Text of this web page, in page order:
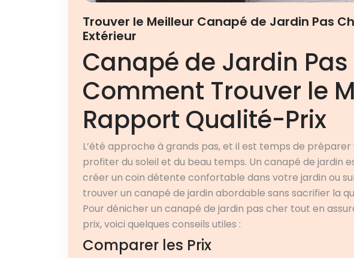
Trouver le Meilleur Canapé de Jardin Pas
Extérieur
Canapé de Jardin Pas
Comment Trouver le
Rapport Qualité-Prix
L’été approche à grands pas, et il est temps de
profiter du soleil et du beau temps. Un canapé de jardin
créer un coin détente confortable dans votre jardin ou
trouver un canapé de jardin abordable sans sacrifier la
Pour dénicher un canapé de jardin pas cher tout en
prix, voici quelques conseils utiles :
Comparer les Prix